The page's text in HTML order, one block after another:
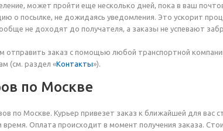
может пройти еще несколько дней, пока в ваш
о посылке, не дожидаясь уведомления. Это ускорит
не доходят до получателя, а заказы не успевают
заказ с помощью любой транспортной
(см. раздел «Контакты»).
по Москве
по Москве. Курьер привезет заказ к ближайшей для вас
Оплата происходит в момент получения заказа.